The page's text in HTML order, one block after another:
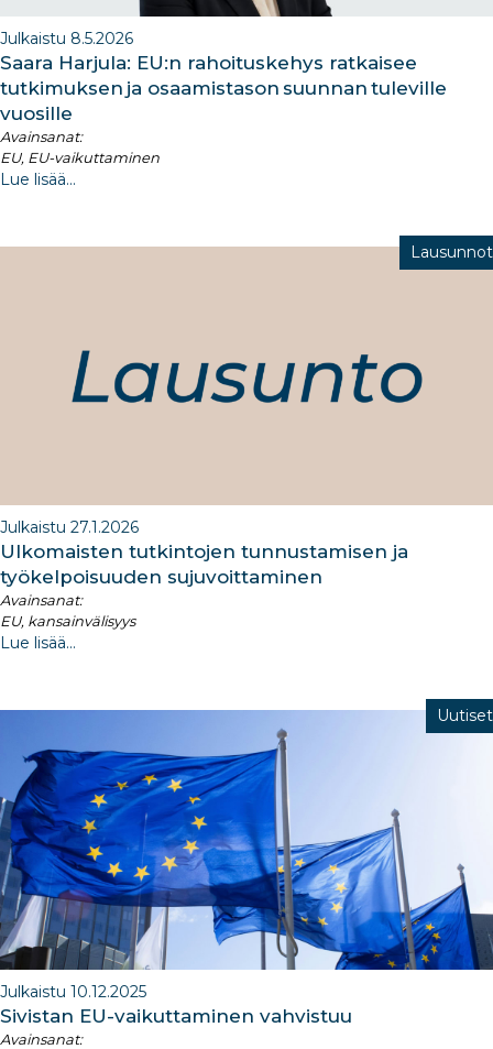
Julkaistu 8.5.2026
Saara Harjula: EU:n rahoituskehys ratkaisee
tutkimuksen ja osaamistason suunnan tuleville
vuosille
Avainsanat:
EU, EU-vaikuttaminen
Lue lisää...
Lausunnot
Julkaistu 27.1.2026
​Ulkomaisten tutkintojen tunnustamisen ja
työkelpoisuuden sujuvoittaminen​
Avainsanat:
EU, kansainvälisyys
Lue lisää...
Uutiset
Julkaistu 10.12.2025
Sivistan EU-vaikuttaminen vahvistuu
Avainsanat: